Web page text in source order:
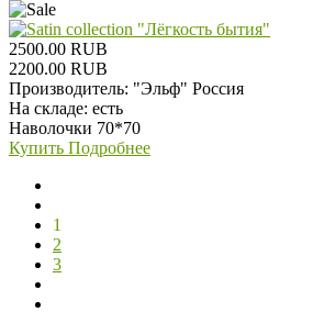
2500.00 RUB
2200.00 RUB
Производитель: "Эльф" Россия
На складе: есть
Наволочки 70*70
Купить Подробнее
1
2
3